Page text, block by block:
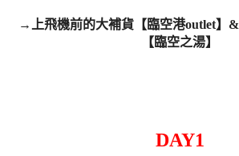
→上飛機前的大補貨【臨空港outlet】&
【臨空之湯】
DAY1